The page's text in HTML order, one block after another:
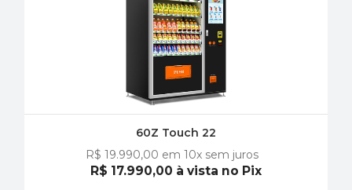
60Z Touch 22
R$ 19.990,00 em 10x sem juros
R$ 17.990,00 à vista no Pix